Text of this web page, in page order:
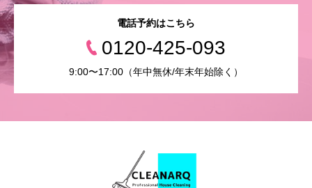
電話予約はこちら
0120-425-093
9:00〜17:00（年中無休/年末年始除く）